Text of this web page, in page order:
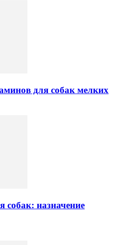
для собак мелких
назначение